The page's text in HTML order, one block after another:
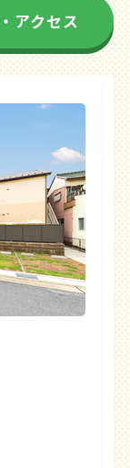
アクセス